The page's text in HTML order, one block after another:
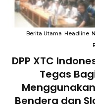
Berita Utama Headline
DPP XTC
Tegas
Bendera dan